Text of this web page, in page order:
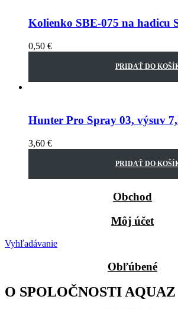
Kolienko SBE-075 na hadicu
0,50 €
PRIDAŤ DO
Hunter Pro Spray 03, výsuv
3,60 €
PRIDAŤ DO
Obchod
Môj účet
Vyhľadávanie
Obľúbené
O SPOLOČNOSTI AQUAZ